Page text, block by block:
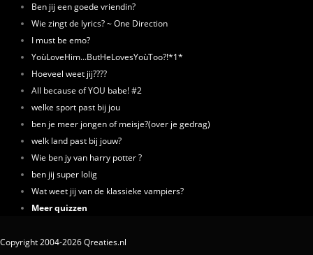
Ben jij een goede vriendin?
Wie zingt de lyrics? ~ One Direction
I must be emo?
YoùLoveHim...ButHeLovesYoùToo?!*1*
Hoeveel weet jij????
All because of YOU babe! #2
welke sport past bij jou
ben je meer jongen of meisje?(over je gedrag)
welk land past bij jouw?
Wie ben jy van harry potter ?
ben jij super lolig
Wat weet jij van de klassieke vampiers?
Meer quizzen
Copyright 2004-2026 Qreaties.nl